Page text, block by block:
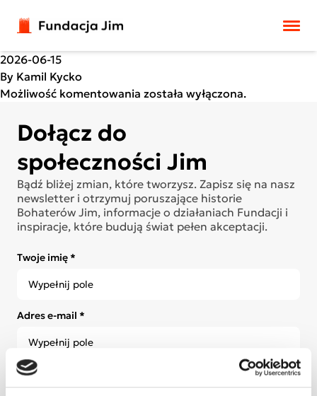
2026-06-15
By Kamil Kycko
Możliwość komentowania została wyłączona.
Dołącz do
społeczności Jim
Bądź bliżej zmian, które tworzysz. Zapisz się na nasz
newsletter i otrzymuj poruszające historie
Bohaterów Jim, informacje o działaniach Fundacji i
inspiracje, które budują świat pełen akceptacji.
Twoje imię *
Adres e-mail *
Administratorem Twoich danych osobowych podanych w